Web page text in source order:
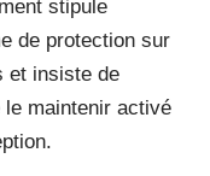
stipule
de protection sur
et insiste de
maintenir activé